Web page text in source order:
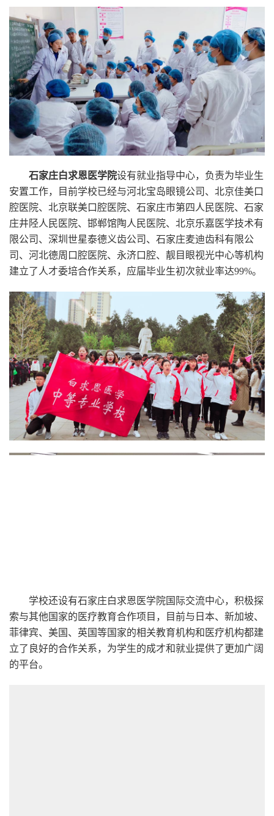
石家庄白求恩医学院设有就业指导中心，负责为毕业生
安置工作，目前学校已经与河北宝岛眼镜公司、北京佳美口
腔医院、北京联美口腔医院、石家庄市第四人民医院、石家
庄井陉人民医院、邯郸馆陶人民医院、北京乐嘉医学技术有
限公司、深圳世星泰德义齿公司、石家庄麦迪齿科有限公
司、河北德周口腔医院、永济口腔、靓目眼视光中心等机构
建立了人才委培合作关系，应届毕业生初次就业率达99%。
学校还设有石家庄白求恩医学院国际交流中心，积极探
索与其他国家的医疗教育合作项目，目前与日本、新加坡、
菲律宾、美国、英国等国家的相关教育机构和医疗机构都建
立了良好的合作关系，为学生的成才和就业提供了更加广阔
的平台。